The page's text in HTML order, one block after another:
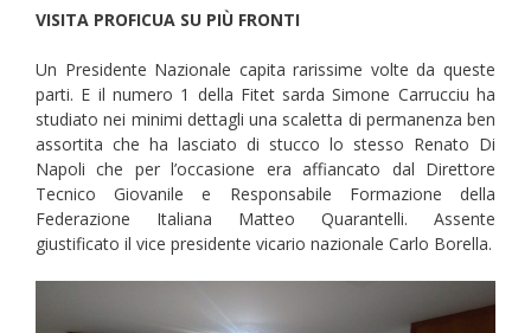
VISITA PROFICUA SU PIÙ FRONTI
Un Presidente Nazionale capita rarissime volte da queste
parti. E il numero 1 della Fitet sarda Simone Carrucciu ha
studiato nei minimi dettagli una scaletta di permanenza ben
assortita che ha lasciato di stucco lo stesso Renato Di
Napoli che per l’occasione era affiancato dal Direttore
Tecnico Giovanile e Responsabile Formazione della
Federazione Italiana Matteo Quarantelli. Assente
giustificato il vice presidente vicario nazionale Carlo Borella.